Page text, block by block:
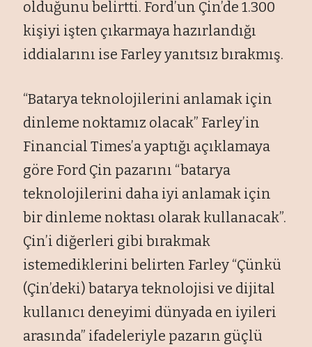
olduğunu belirtti. Ford’un Çin’de 1.300
kişiyi işten çıkarmaya hazırlandığı
iddialarını ise Farley yanıtsız bırakmış.
“Batarya teknolojilerini anlamak için
dinleme noktamız olacak” Farley’in
Financial Times’a yaptığı açıklamaya
göre Ford Çin pazarını “batarya
teknolojilerini daha iyi anlamak için
bir dinleme noktası olarak kullanacak”.
Çin’i diğerleri gibi bırakmak
istemediklerini belirten Farley “Çünkü
(Çin’deki) batarya teknolojisi ve dijital
kullanıcı deneyimi dünyada en iyileri
arasında” ifadeleriyle pazarın güçlü